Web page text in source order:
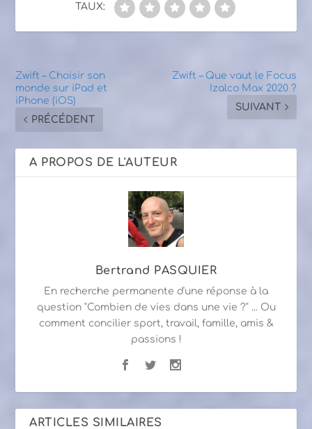
TAUX:
Zwift – Choisir son
monde sur iPad et
iPhone (iOS)
PRÉCÉDENT
Zwift – Que vaut le Focus
Izalco Max 2020 ?
SUIVANT
A PROPOS DE L'AUTEUR
Bertrand PASQUIER
En recherche permanente d'une réponse à la
question "Combien de vies dans une vie ?" ... Ou
comment concilier sport, travail, famille, amis &
passions !
ARTICLES SIMILAIRES